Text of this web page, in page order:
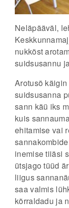
Neläpääväl,
nukkõst
suidsusannu
Arotusõ
suidsusanna
sann käü iks
kuis
ehitamise vai
inemise tiiäsi
ütsjago tüüd
liigus
saa valmis
kõrraldadu ja